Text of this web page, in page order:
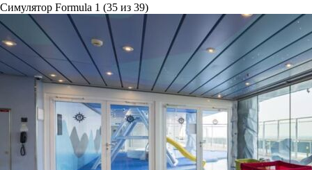
Симулятор Formula 1 (35 из 39)